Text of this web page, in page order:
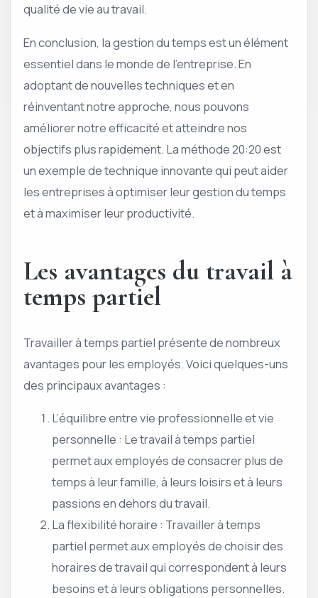
qualité de vie au travail.
En conclusion, la gestion du temps est un élément
essentiel dans le monde de l’entreprise. En
adoptant de nouvelles techniques et en
réinventant notre approche, nous pouvons
améliorer notre efficacité et atteindre nos
objectifs plus rapidement. La méthode 20:20 est
un exemple de technique innovante qui peut aider
les entreprises à optimiser leur gestion du temps
et à maximiser leur productivité.
Les avantages du travail à
temps partiel
Travailler à temps partiel présente de nombreux
avantages pour les employés. Voici quelques-uns
des principaux avantages :
L’équilibre entre vie professionnelle et vie
personnelle : Le travail à temps partiel
permet aux employés de consacrer plus de
temps à leur famille, à leurs loisirs et à leurs
passions en dehors du travail.
La flexibilité horaire : Travailler à temps
partiel permet aux employés de choisir des
horaires de travail qui correspondent à leurs
besoins et à leurs obligations personnelles.